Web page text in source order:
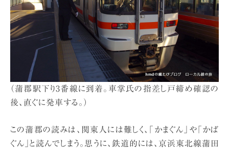
（蒲郡駅下り3番線に到着。車掌氏の指差し戸締め確認の
後、直ぐに発車する。）
この蒲郡の読みは、関東人には難しく、「かまぐん」や「かば
ぐん」と読んでしまう。思うに、鉄道的には、京浜東北線蒲田